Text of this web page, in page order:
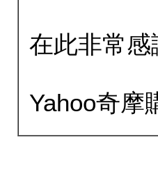
在此非常
Yahoo奇